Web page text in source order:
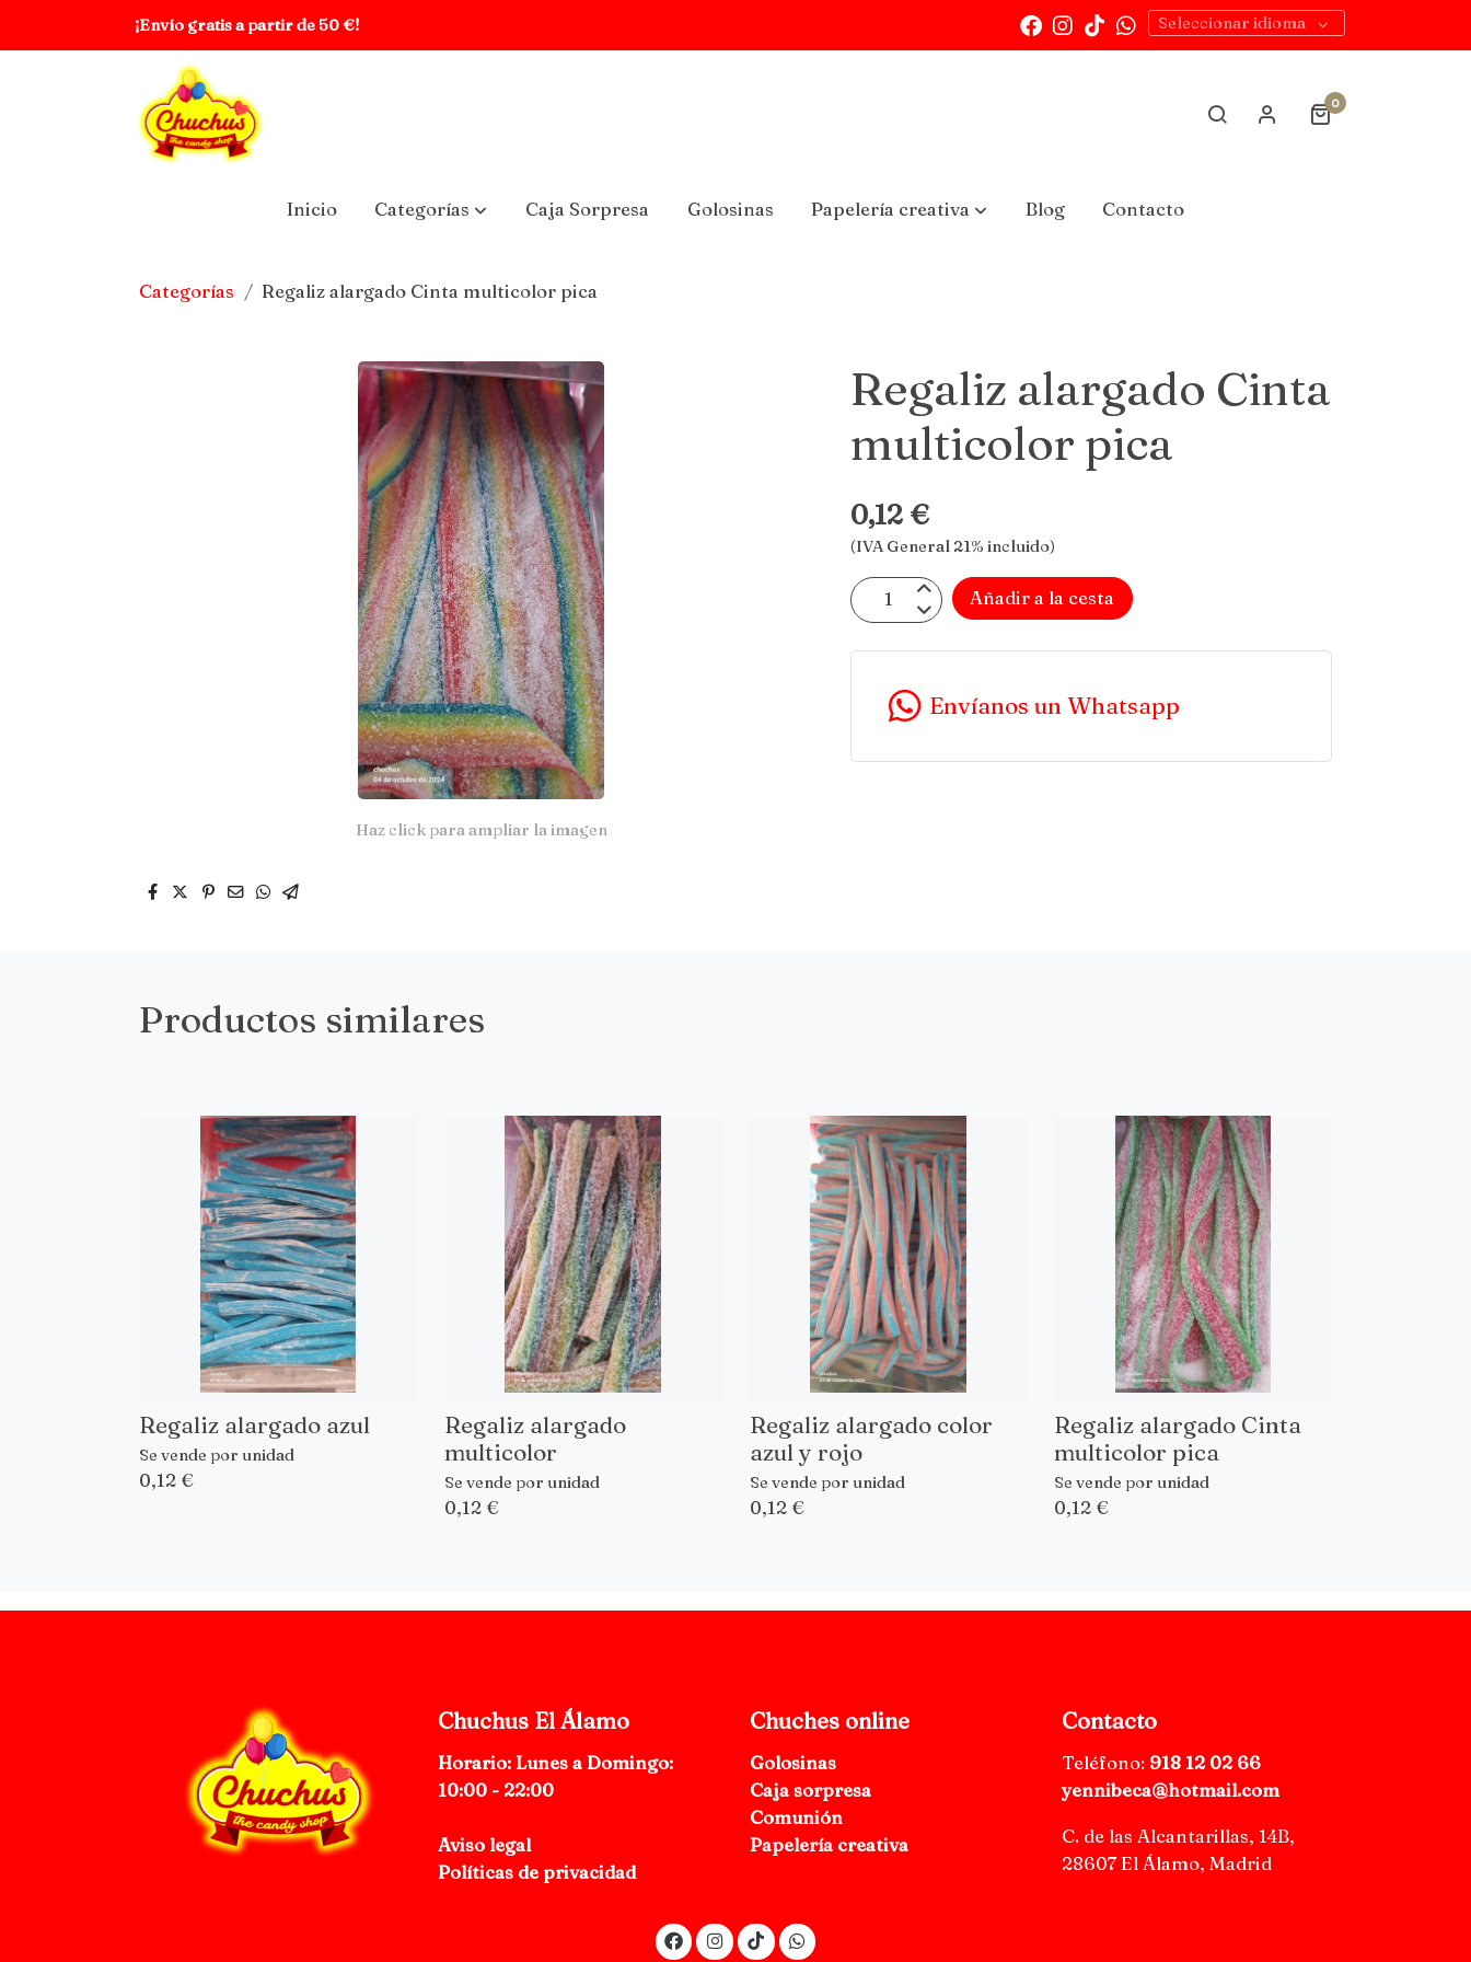
¡Envío gratis a partir de 50 €! Seleccionar idioma
0
Inicio Categorías Caja Sorpresa Golosinas Papelería creativa Blog Contacto
Categorías Regaliz alargado Cinta multicolor pica
Haz click para ampliar la imagen
Regaliz alargado Cinta
multicolor pica
0,12 €
(IVA General 21% incluido)
Añadir a la cesta
Envíanos un Whatsapp
Productos similares
Regaliz alargado azul
Se vende por unidad
0,12 €
Regaliz alargado
multicolor
Se vende por unidad
0,12 €
Regaliz alargado color
azul y rojo
Se vende por unidad
0,12 €
Regaliz alargado Cinta
multicolor pica
Se vende por unidad
0,12 €
Chuchus El Álamo
Horario: Lunes a Domingo:
10:00 - 22:00
Aviso legal
Políticas de privacidad
Chuches online
Golosinas
Caja sorpresa
Comunión
Papelería creativa
Contacto
Teléfono: 918 12 02 66
yennibeca@hotmail.com
C. de las Alcantarillas, 14B,
28607 El Álamo, Madrid